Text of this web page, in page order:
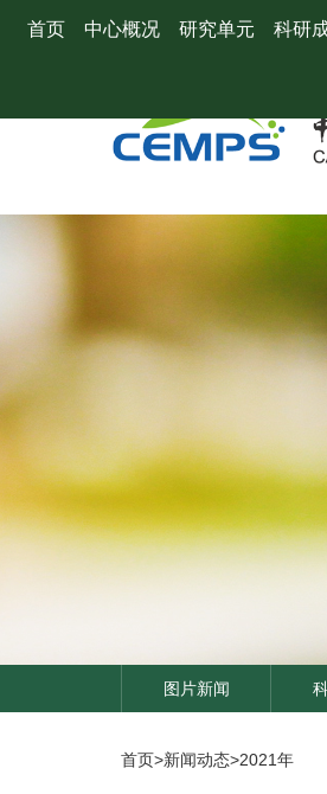
首页 中心概况 研究单元 科研
图片新闻
首页>新闻动态>2021年